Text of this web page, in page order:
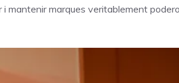
i mantenir marques veritablement